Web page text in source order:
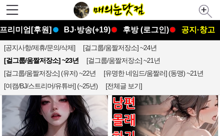
프리미엄[후원] BJ·방송(+19) 후방 (로그인) 공지·창고
[공지사항/제휴/문의/삭제]
[걸그룹/움짤저장소] ~24년
[걸그룹/움짤저장소] ~23년
[걸그룹/움짤저장소] ~21년
[걸그룹/움짤저장소] (유저) ~22년
[유명한 네임드/움짤러] (동맹) ~21년
[여캠/BJ/스트리머/유튜버] (~25년)
[전체글 보기]